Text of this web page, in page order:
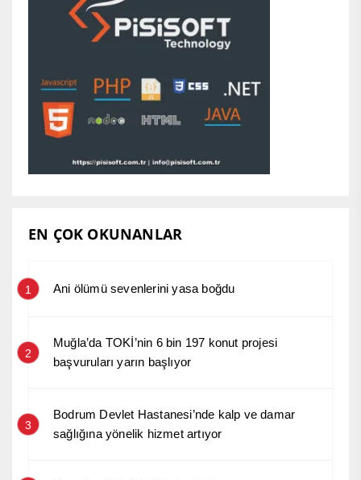
EN ÇOK OKUNANLAR
1 Ani ölümü sevenlerini yasa boğdu
2
Muğla’da TOKİ’nin 6 bin 197 konut projesi
başvuruları yarın başlıyor
3
Bodrum Devlet Hastanesi’nde kalp ve damar
sağlığına yönelik hizmet artıyor